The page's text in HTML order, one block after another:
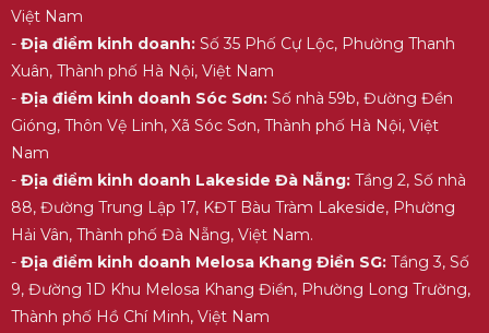
Việt Nam
- Địa điểm kinh doanh:Số 35 Phố Cự Lộc, Phường Thanh
Xuân, Thành phố Hà Nội, Việt Nam
- Địa điểm kinh doanh Sóc Sơn:Số nhà 59b, Đường Đền
Gióng, Thôn Vệ Linh, Xã Sóc Sơn, Thành phố Hà Nội, Việt
Nam
- Địa điểm kinh doanh Lakeside Đà Nẵng:Tầng 2, Số nhà
88, Đường Trung Lập 17, KĐT Bàu Tràm Lakeside, Phường
Hải Vân, Thành phố Đà Nẵng, Việt Nam.
- Địa điểm kinh doanh Melosa Khang Điền SG:Tầng 3, Số
9, Đường 1D Khu Melosa Khang Điền, Phường Long Trường,
Thành phố Hồ Chí Minh, Việt Nam